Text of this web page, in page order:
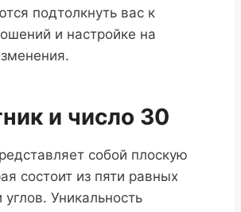
подтолкнуть вас к
и настройке на
и число 30
собой плоскую
состоит из пяти равных
углов. Уникальность